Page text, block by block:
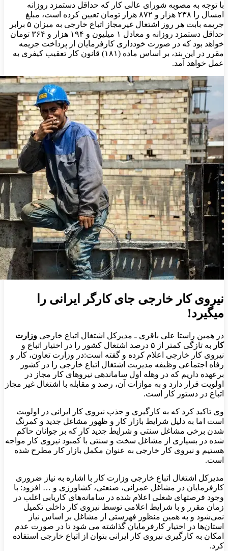
با توجه به مصوبه شورای عالی کار که حداقل دستمزد روزانه
امسال را ۲۳۸ هزار و ۸۷۲ هزار تومان تعیین کرده است، مبلغ
جریمه بابت هر روز اشتغال غیرمجاز اتباع خارجی به میزان ۵ برابر
حداقل دستمزد روزانه و معادل ۱ میلیون و ۱۹۴ هزار و ۳۶۴ تومان
خواهد بود که در صورت خودداری کارفرمایان از پرداخت جریمه
مقرر در این بند، بر اساس ماده (۱۸۱) قانون کار تعقیب کیفری به
عمل خواهد آمد.
نیروی کار خارجی جای کارگر ایرانی را
میگیرد!
در همین راستا علی باقری ـ مدیرکل اشتغال اتباع خارجی وزارت
کار
به تازگی کمتر از ۵ درصد اشتغال کشور را در اختیار اتباع و
نیروی کار خارجی اعلام کرده و گفته است:در وزارت تعاون، کار و
رفاه اجتماعی وظیفه مدیریت اشتغال اتباع خارجی را در کشور
برعهده داریم که در وهله اول ساماندهی نیروهای کار مجاز در
اولویت قرار دارد و به موازات آن، رصد و مقابله با اشتغال غیر مجاز
اتباع در دستور کار است.
وی تاکید کرد که به کارگیری و جذب نیروی کار ایرانی در اولویت
است اما به دلیل شرایط بازار کار و ظهور مشاغل جدید و کمرنگ
شدن برخی مشاغل سنتی و شرایط جدید کار که بر جوانان حاکم
شده در بسیاری از مشاغل سخت و سنتی با کمبود نیروی کار مواجه
هستیم و نیروی کار خارجی به عنوان مکمل بازار کار مطرح شده
است.
مدیرکل اشتغال اتباع خارجی وزارت کار با اشاره به نیاز ضروری
کارفرمایان در مشاغل عمرانی، صنعتی، کشاورزی و … افزود: با
وجود فرصتهای شغلی اعلام شده در سامانه‌های کاریابی اغلب در
زمان مقرر و با شرایط اعلامی توسط نیروی کار داخلی تکمیل
نمی‌شود و به همین منظور فهرستی از مشاغل بر اساس نیاز
استان‌ها در اختیار کارفرمایان گذاشته می شود تا در صورت عدم
امکان به کارگیری نیروی کار ایرانی بتوان از اتباع خارجی استفاده
کرد.